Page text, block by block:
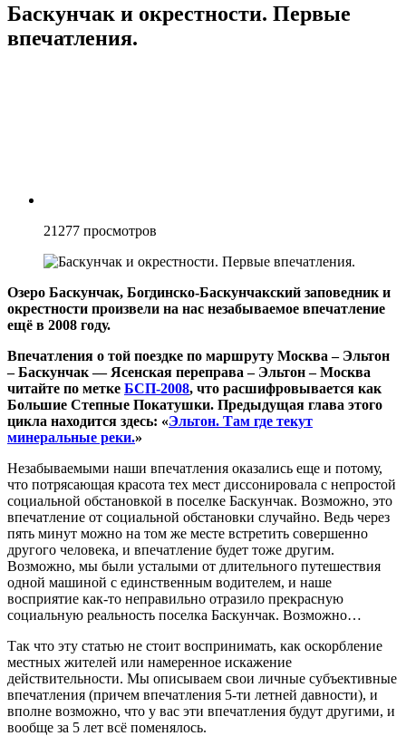
Баскунчак и окрестности. Первые
впечатления.
21277 просмотров
Озеро Баскунчак, Богдинско-Баскунчакский заповедник и
окрестности произвели на нас незабываемое впечатление
ещё в 2008 году.
Впечатления о той поездке по маршруту Москва – Эльтон
– Баскунчак — Ясенская переправа – Эльтон – Москва
читайте по метке БСП-2008, что расшифровывается как
Большие Степные Покатушки. Предыдущая глава этого
цикла находится здесь: «Эльтон. Там где текут
минеральные реки.»
Незабываемыми наши впечатления оказались еще и потому,
что потрясающая красота тех мест диссонировала с непростой
социальной обстановкой в поселке Баскунчак. Возможно, это
впечатление от социальной обстановки случайно. Ведь через
пять минут можно на том же месте встретить совершенно
другого человека, и впечатление будет тоже другим.
Возможно, мы были усталыми от длительного путешествия
одной машиной с единственным водителем, и наше
восприятие как-то неправильно отразило прекрасную
социальную реальность поселка Баскунчак. Возможно…
Так что эту статью не стоит воспринимать, как оскорбление
местных жителей или намеренное искажение
действительности. Мы описываем свои личные субъективные
впечатления (причем впечатления 5-ти летней давности), и
вполне возможно, что у вас эти впечатления будут другими, и
вообще за 5 лет всё поменялось.